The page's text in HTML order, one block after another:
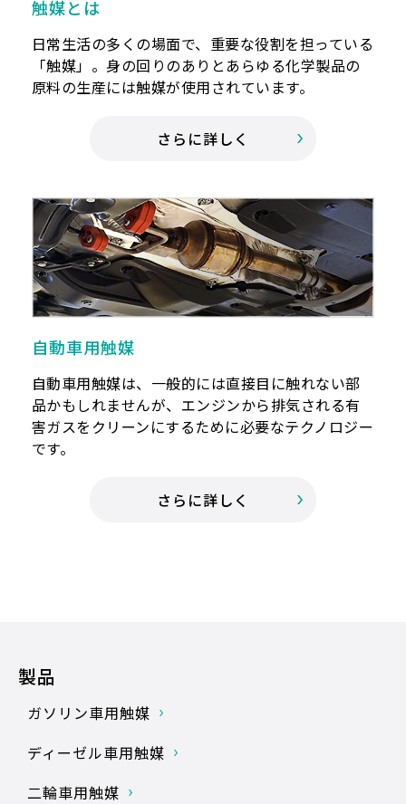
触媒とは
日常生活の多くの場面で、重要な役割を担っている
「触媒」。身の回りのありとあらゆる化学製品の
原料の生産には触媒が使用されています。
さらに詳しく
自動車用触媒
自動車用触媒は、一般的には直接目に触れない部
品かもしれませんが、エンジンから排気される有
害ガスをクリーンにするために必要なテクノロジー
です。
さらに詳しく
製品
ガソリン車用触媒
ディーゼル車用触媒
二輪車用触媒